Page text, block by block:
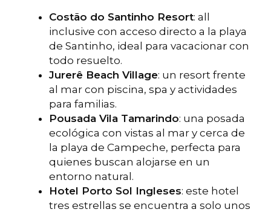
Costão do Santinho Resort: all
inclusive con acceso directo a la playa
de Santinho, ideal para vacacionar con
todo resuelto.
Jurerê Beach Village: un resort frente
al mar con piscina, spa y actividades
para familias.
Pousada Vila Tamarindo: una posada
ecológica con vistas al mar y cerca de
la playa de Campeche, perfecta para
quienes buscan alojarse en un
entorno natural.
Hotel Porto Sol Ingleses: este hotel
tres estrellas se encuentra a solo unos